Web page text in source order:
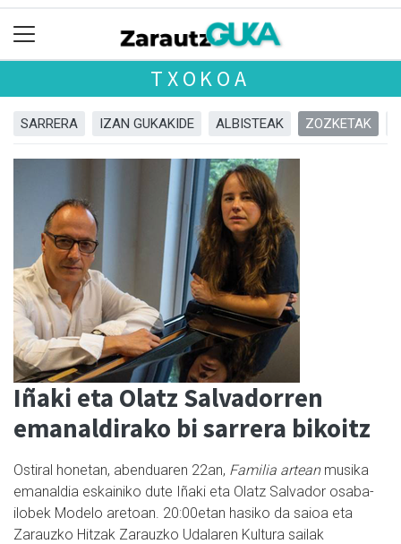
TXOKOA
SARRERA IZAN GUKAKIDE ALBISTEAK ZOZKETAK
Iñaki eta Olatz Salvadorren
emanaldirako bi sarrera bikoitz
Ostiral honetan, abenduaren 22an, Familia arteanmusika
emanaldia eskainiko dute Iñaki eta Olatz Salvador osaba-
ilobek Modelo aretoan. 20:00etan hasiko da saioa eta
Zarauzko Hitzak Zarauzko Udalaren Kultura sailak